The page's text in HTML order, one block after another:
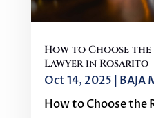
How to Choose
Lawyer in Rosarito
Oct 14, 2025 BAJA
How to Choose the